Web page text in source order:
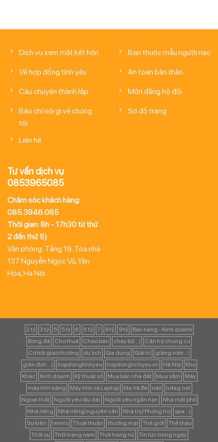
Dịch vụ xem mặt kết hôn
Về hợp đồng tình yêu
Câu chuyện thành lập
Báo chí nói gì về chúng
tôi
Liên hệ
Bạn thuộc mẫu người nào
An toàn bản thân
Môn đăng hộ đối
Sơ đồ trang
Tư vấn dịch vụ
0853965085
Chăm sóc khách hàng:
085.3946.085
Thời gian: 8h - 17h30 từ thứ
2 đến thứ 5)
Văn phòng: Tầng 19, Tòa nhà
137 Nguyễn Ngọc Vũ, Yên
Hòa, Hà Nội
2 tỷ 3 tỷ 5 5 tỷ 6 6 tỷ 7 8 tỷ 9 tỷ
Bán hàng - Kinh doanh
Bóng đá
Cho thuê Chào bán chạy bộ...)
Căn hộ chung cư
Cơ hội giao thương
du lịch Gia dụng Giải trí
giảng viên...)
giản đơn...)
hopdongtinhyeu hopdongtinhyeu.vn Hà Nội
Kho
Khác
Kinh doanh Kỹ thuật số Mua bán nhà đất Mua sắm
Máy
máy tính bảng
Máy tính và Laptop Mẹ Và Bé nail
ndag.net
Ngoại thất
Người yêu lâu dài Người yêu ngắn hạn
Nhà mặt phố
Nhà riêng
Nhà riêng/ nguyên căn Nhà trọ/ Phòng trọ
spa...)
Sự kiện:
tennis Thoả thuận thương mại Thế giới
Thể thao
Thời sự
Thời trang nam Thời trang nữ
Tin tức trong ngày